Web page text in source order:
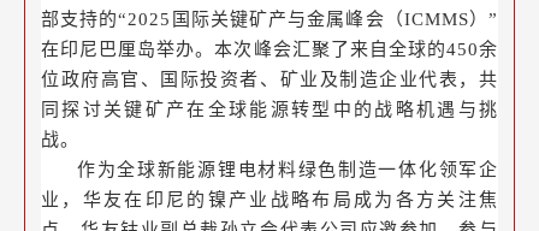
部支持的“2025国际关键矿产与金属峰会（ICMMS）”
在印尼巴厘岛举办。本次峰会汇聚了来自全球的450余
位政府高官、国际投资者、矿业及制造企业代表，共
同探讨关键矿产在全球能源转型中的战略机遇与挑
战。
作为全球新能源锂电材料绿色制造一体化领军企
业，华友在印尼的镍产业战略布局成为各方关注焦